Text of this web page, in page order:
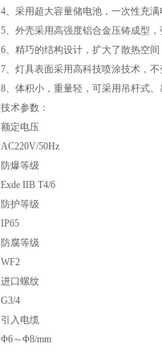
4、采用超大容量储电池，一次性充
5、外壳采用高强度铝合金压铸成型
6、精巧的结构设计，扩大了散热空
7、灯具表面采用高科技喷涂技术，
8、体积小，重量轻，可采用吊杆式
技术参数：
额定电压
AC220V/50Hz
防爆等级
Exde IIB T4/6
防护等级
IP65
防腐等级
WF2
进口螺纹
G3/4
引入电缆
Φ6～Φ8/mm